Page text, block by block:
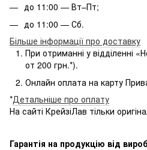
до 11:00 — Вт–Пт;
до 11:00 — Сб.
Більше інформації про доставку
При отриманні у відділенні
от 200 грн.*).
Онлайн оплата на карту
*Детальніше про оплату
На сайті КрейзіЛав тільки
Гарантія на продукцію від